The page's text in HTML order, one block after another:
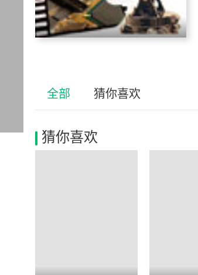
全部 猜你喜欢
猜你喜欢